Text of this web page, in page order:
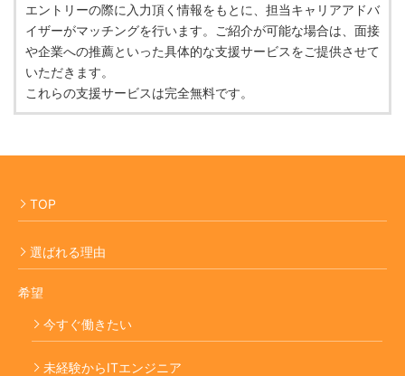
エントリーの際に入力頂く情報をもとに、担当キャリアアドバ
イザーがマッチングを行います。ご紹介が可能な場合は、面接
や企業への推薦といった具体的な支援サービスをご提供させて
いただきます。
これらの支援サービスは完全無料です。
TOP
選ばれる理由
希望
今すぐ働きたい
未経験からITエンジニア